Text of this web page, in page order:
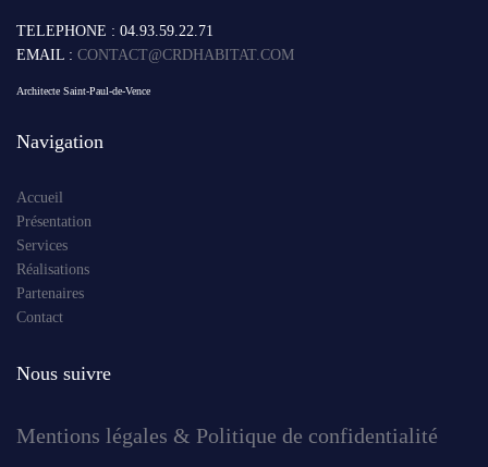
TELEPHONE : 04.93.59.22.71
EMAIL : CONTACT@CRDHABITAT.COM
Architecte Saint-Paul-de-Vence
Navigation
Accueil
Présentation
Services
Réalisations
Partenaires
Contact
Nous suivre
Mentions légales & Politique de confidentialité